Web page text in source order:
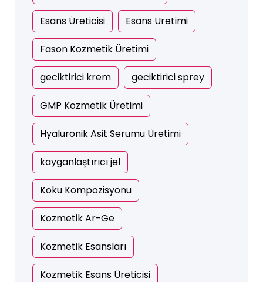
Esans Üreticisi Esans Üretimi
Fason Kozmetik Üretimi
geciktirici krem geciktirici sprey
GMP Kozmetik Üretimi
Hyaluronik Asit Serumu Üretimi
kayganlaştırıcı jel
Koku Kompozisyonu
Kozmetik Ar-Ge
Kozmetik Esansları
Kozmetik Esans Üreticisi